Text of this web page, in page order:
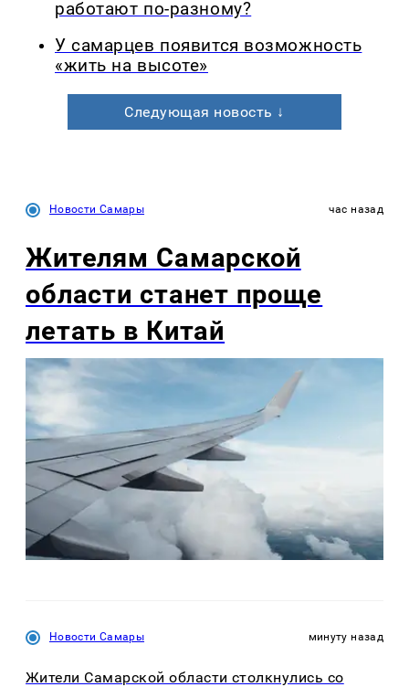
работают по-разному?
У самарцев появится возможность
«жить на высоте»
Следующая новость ↓
Новости Самары час назад
Жителям Самарской
области станет проще
летать в Китай
Новости Самары минуту назад
Жители Самарской области столкнулись со